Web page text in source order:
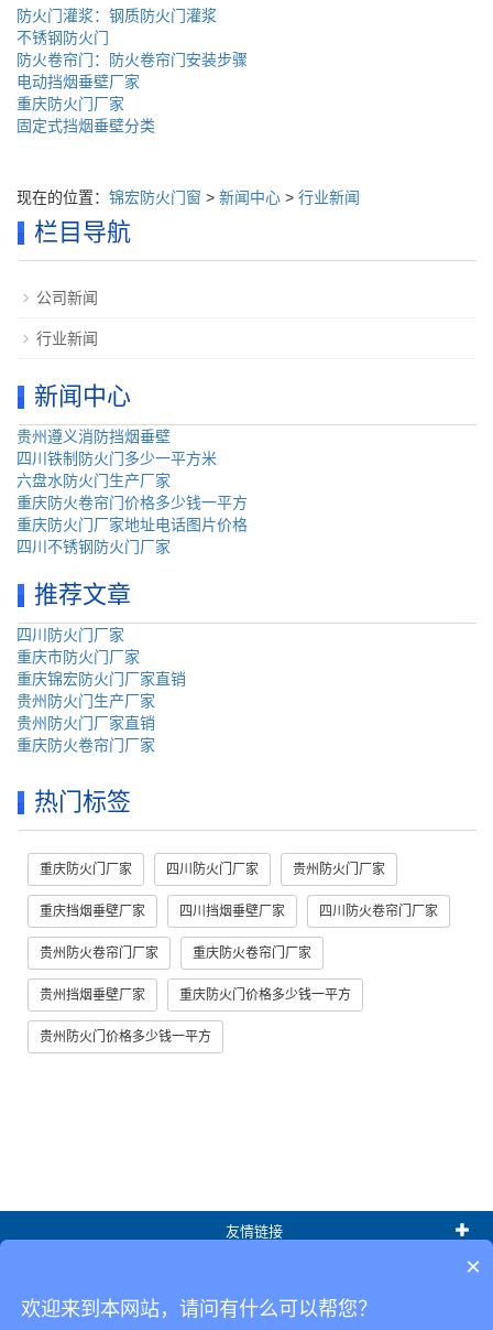
防火门灌浆：钢质防火门灌浆
不锈钢防火门
防火卷帘门：防火卷帘门安装步骤
电动挡烟垂壁厂家
重庆防火门厂家
固定式挡烟垂壁分类
现在的位置： 锦宏防火门窗 > 新闻中心 > 行业新闻
栏目导航
公司新闻
行业新闻
新闻中心
贵州遵义消防挡烟垂壁
四川铁制防火门多少一平方米
六盘水防火门生产厂家
重庆防火卷帘门价格多少钱一平方
重庆防火门厂家地址电话图片价格
四川不锈钢防火门厂家
推荐文章
四川防火门厂家
重庆市防火门厂家
重庆锦宏防火门厂家直销
贵州防火门生产厂家
贵州防火门厂家直销
重庆防火卷帘门厂家
热门标签
重庆防火门厂家 四川防火门厂家 贵州防火门厂家
重庆挡烟垂壁厂家 四川挡烟垂壁厂家 四川防火卷帘门厂家
贵州防火卷帘门厂家 重庆防火卷帘门厂家
贵州挡烟垂壁厂家 重庆防火门价格多少钱一平方
贵州防火门价格多少钱一平方
友情链接
×
欢迎来到本网站，请问有什么可以帮您？